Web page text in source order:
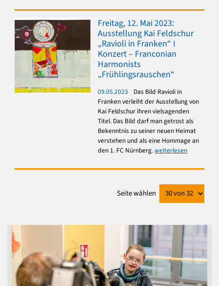
Freitag, 12. Mai 2023:
Ausstellung Kai Feldschur
„Ravioli in Franken“ I
Konzert – Franconian
Harmonists
„Frühlingsrauschen“
09.05.2023
Das Bild Ravioli in
Franken verleiht der Ausstellung von
Kai Feldschur ihren vielsagenden
Titel. Das Bild darf man getrost als
Bekenntnis zu seiner neuen Heimat
verstehen und als eine Hommage an
den 1. FC Nürnberg.weiterlesen
Seite wählen